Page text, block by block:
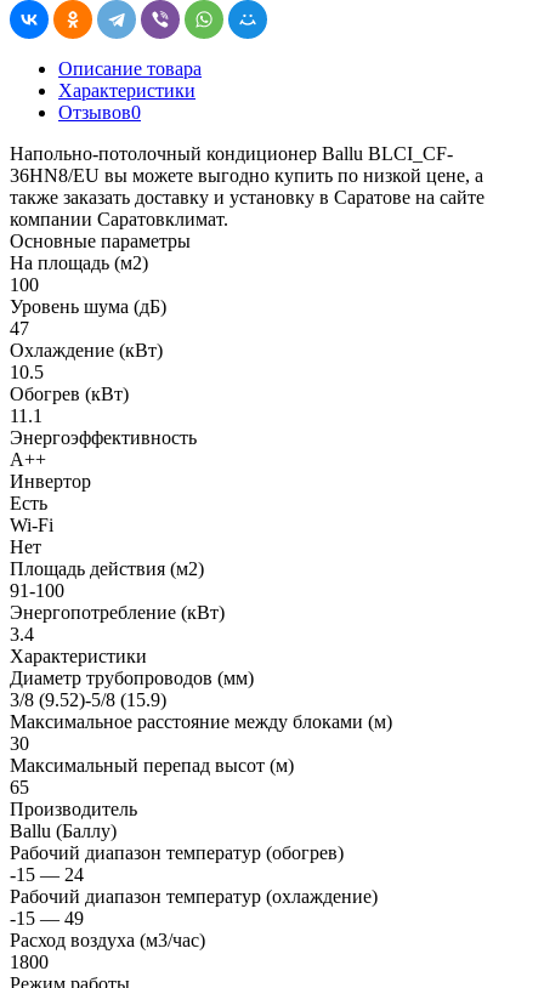
Описание товара
Характеристики
Отзывов0
Напольно-потолочный кондиционер Ballu BLCI_CF-
36HN8/EU вы можете выгодно купить по низкой цене, а
также заказать доставку и установку в Саратове на сайте
компании Саратовклимат.
Основные параметры
На площадь (м2)
100
Уровень шума (дБ)
47
Охлаждение (кВт)
10.5
Обогрев (кВт)
11.1
Энергоэффективность
A++
Инвертор
Есть
Wi-Fi
Нет
Площадь действия (м2)
91-100
Энергопотребление (кВт)
3.4
Характеристики
Диаметр трубопроводов (мм)
3/8 (9.52)-5/8 (15.9)
Максимальное расстояние между блоками (м)
30
Максимальный перепад высот (м)
65
Производитель
Ballu (Баллу)
Рабочий диапазон температур (обогрев)
-15 — 24
Рабочий диапазон температур (охлаждение)
-15 — 49
Расход воздуха (м3/час)
1800
Режим работы